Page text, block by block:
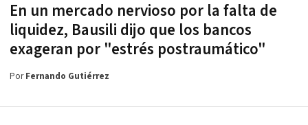
En un mercado nervioso por la falta de
liquidez, Bausili dijo que los bancos
exageran por "estrés postraumático"
PorFernando Gutiérrez